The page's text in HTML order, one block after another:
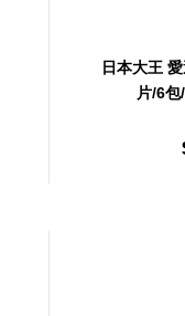
日本大王
片/6